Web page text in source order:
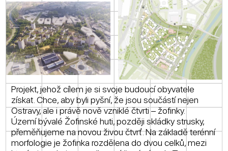
Projekt, jehož cílem je si svoje budoucí obyvatele
získat. Chce, aby byli pyšní, že jsou součástí nejen
Ostravy, ale i právě nově vzniklé čtvrti – žofinky.
Území bývalé Žofinské huti, později skládky strusky,
přeměňujeme na novou živou čtvrť. Na základě terénní
morfologie je žofinka rozdělena do dvou celků, mezi